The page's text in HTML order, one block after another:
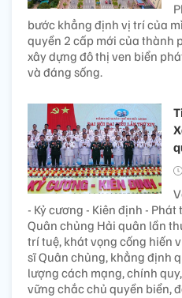
bước khẳng định vị trí của
quyền 2 cấp mới của thành
xây dựng đô thị ven biển
và đáng sống.
- Kỷ cương - Kiên định -
Quân chủng Hải quân lần
trí tuệ, khát vọng cống hiến
sĩ Quân chủng, khẳng định
lượng cách mạng, chính
vững chắc chủ quyền biển,